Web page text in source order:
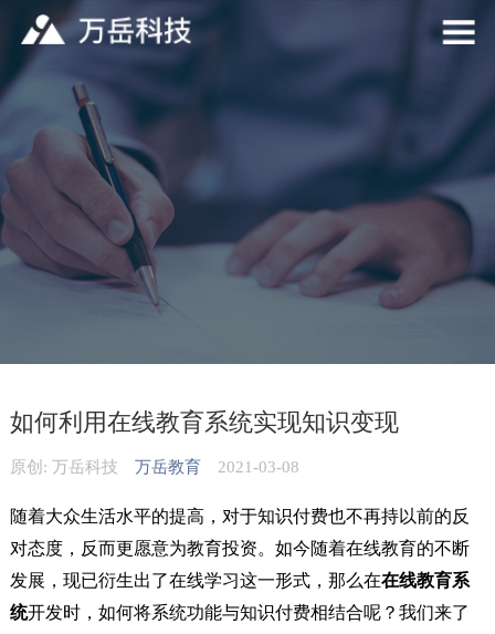
如何利用在线教育系统实现知识变现
原创: 万岳科技 万岳教育2021-03-08
随着大众生活水平的提高，对于知识付费也不再持以前的反
对态度，反而更愿意为教育投资。如今随着在线教育的不断
发展，现已衍生出了在线学习这一形式，那么在在线教育系
统开发时，如何将系统功能与知识付费相结合呢？我们来了